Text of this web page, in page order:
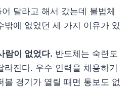
달라고 해서 갔는데 불법체
밖에 없었던 세 가지 이유가 있
람이 없었다. 반도체는 숙련도
라진다. 우수 인력을 채용하기
볼 경기가 열릴 때면 통보도 없